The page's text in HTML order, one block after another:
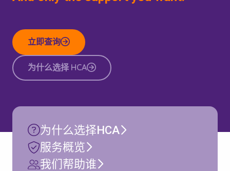
立即查询
为什么选择 HCA
为什么选择HCA
服务概览
我们帮助谁